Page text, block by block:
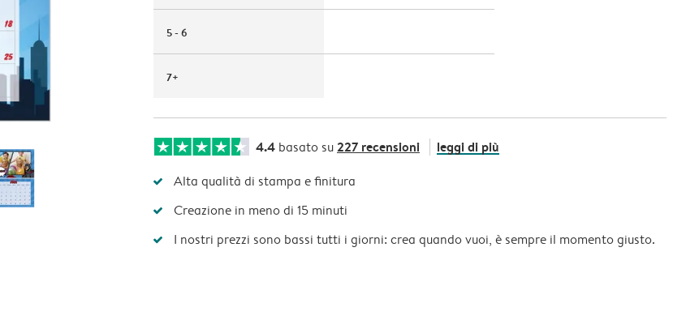
5 - 6
7+
4.4 basato su227 recensioni leggi di più
Alta qualità di stampa e finitura
Creazione in meno di 15 minuti
I nostri prezzi sono bassi tutti i giorni: crea quando vuoi, è sempre il momento giusto.